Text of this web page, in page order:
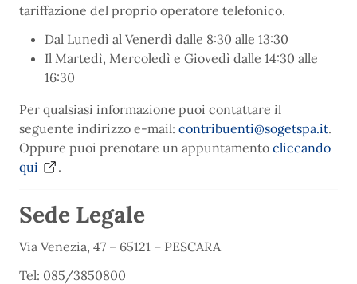
tariffazione del proprio operatore telefonico.
Dal Lunedì al Venerdì dalle 8:30 alle 13:30
Il Martedì, Mercoledì e Giovedì dalle 14:30 alle
16:30
Per qualsiasi informazione puoi contattare il
seguente indirizzo e-mail: contribuenti@sogetspa.it.
Oppure puoi prenotare un appuntamento cliccando
qui
.
Sede Legale
Via Venezia, 47 – 65121 – PESCARA
Tel: 085/3850800